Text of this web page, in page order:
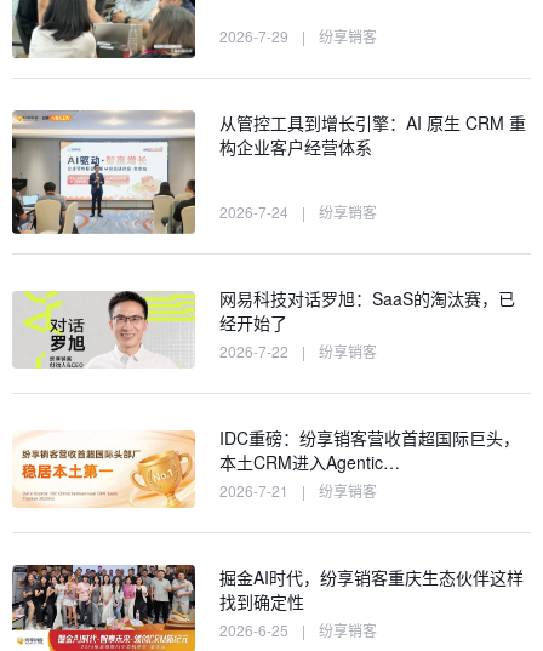
2026-7-29 | 纷享销客
从管控工具到增长引擎：AI 原生 CRM 重
构企业客户经营体系
2026-7-24 | 纷享销客
网易科技对话罗旭：SaaS的淘汰赛，已
经开始了
2026-7-22 | 纷享销客
IDC重磅：纷享销客营收首超国际巨头，
本土CRM进入Agentic…
2026-7-21 | 纷享销客
掘金AI时代，纷享销客重庆生态伙伴这样
找到确定性
2026-6-25 | 纷享销客